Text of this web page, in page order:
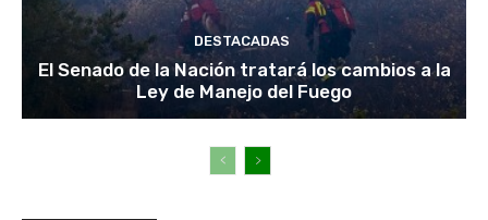
DESTACADAS
El Senado de la Nación tratará los cambios a la
Ley de Manejo del Fuego